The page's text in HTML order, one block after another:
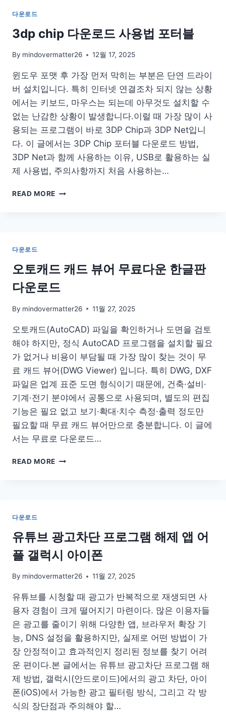
드
구
설
홈
페
이
지
무
설
치
방
다운로드
3dp chip 다운로드 사용법 포터블
By mindovermatter26 12월 17, 2025
윈도우 포맷 후 가장 먼저 막히는 부분은 단연 드라이
버 설치입니다. 특히 인터넷 연결조차 되지 않는 상황
에서는 키보드, 마우스는 되는데 아무것도 설치할 수
없는 난감한 상황이 발생합니다.이럴 때 가장 많이 사
용되는 프로그램이 바로 3DP Chip과 3DP Net입니
다. 이 글에서는 3DP Chip 포터블 다운로드 방법,
3DP Net과 함께 사용하는 이유, USB로 활용하는 실
제 사용법, 주의사항까지 처음 사용하는…
READ MORE 3DP
용
법
포
블
다운로드
오토캐드 캐드 뷰어 무료다운 한글판
다운로드
By mindovermatter26 11월 27, 2025
오토캐드(AutoCAD) 파일을 확인하거나 도면을 검토
해야 하지만, 정식 AutoCAD 프로그램을 설치할 필요
가 없거나 비용이 부담될 때 가장 많이 찾는 것이 무
료 캐드 뷰어(DWG Viewer) 입니다. 특히 DWG, DXF
파일은 업계 표준 도면 형식이기 때문에, 건축·설비·
기계·전기 분야에서 공통으로 사용되며, 별도의 편집
기능은 필요 없고 보기·확대·치수 측정·출력 정도만
필요할 때 무료 캐드 뷰어만으로 충분합니다. 이 글에
서는 무료로 다운로드…
READ MORE
어
무
료
운
글
판
운
로
드
다운로드
유튜브 광고차단 프로그램 해제 앱 어
플 갤럭시 아이폰
By mindovermatter26 11월 27, 2025
유튜브를 시청할 때 광고가 반복적으로 재생되면 사
용자 경험이 크게 떨어지기 마련이다. 많은 이용자들
은 광고를 줄이기 위해 다양한 앱, 브라우저 확장 기
능, DNS 설정을 활용하지만, 실제로 어떤 방법이 가
장 안정적이고 효과적인지 정리된 정보를 찾기 어려
운 편이다.본 글에서는 유튜브 광고차단 프로그램 해
제 방법, 갤럭시(안드로이드)에서의 광고 차단, 아이
폰(iOS)에서 가능한 광고 필터링 방식, 그리고 각 방
식의 장단점과 주의해야 할…